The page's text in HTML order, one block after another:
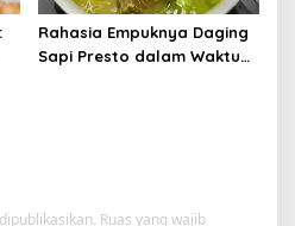
Rahasia Empuknya Daging
Sapi Presto dalam Waktu
Ruas yang wajib